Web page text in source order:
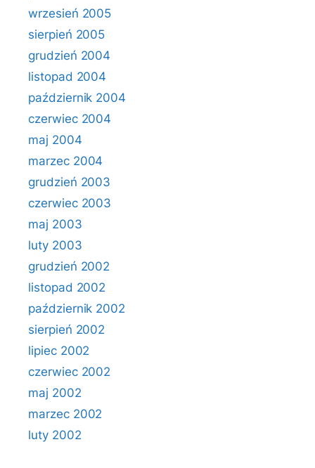
wrzesień 2005
sierpień 2005
grudzień 2004
listopad 2004
październik 2004
czerwiec 2004
maj 2004
marzec 2004
grudzień 2003
czerwiec 2003
maj 2003
luty 2003
grudzień 2002
listopad 2002
październik 2002
sierpień 2002
lipiec 2002
czerwiec 2002
maj 2002
marzec 2002
luty 2002